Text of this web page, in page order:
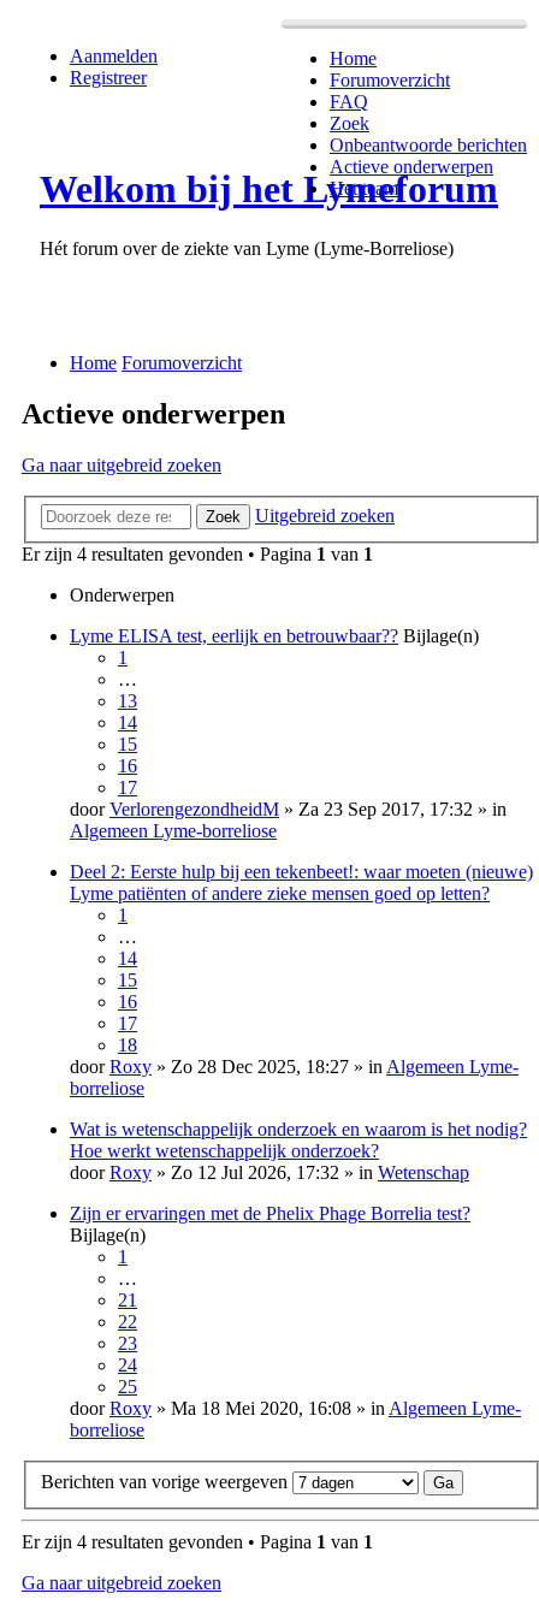
Home
Forumoverzicht
FAQ
Zoek
Onbeantwoorde berichten
Actieve onderwerpen
Het team
Aanmelden
Registreer
Welkom bij het Lymeforum
Hét forum over de ziekte van Lyme (Lyme-Borreliose)
Home Forumoverzicht
Actieve onderwerpen
Ga naar uitgebreid zoeken
Zoek
Uitgebreid zoeken
Er zijn 4 resultaten gevonden • Pagina 1 van 1
Onderwerpen
Lyme ELISA test, eerlijk en betrouwbaar?? Bijlage(n)
1
…
13
14
15
16
17
doorVerlorengezondheidM » Za 23 Sep 2017, 17:32 » in
Algemeen Lyme-borreliose
Deel 2: Eerste hulp bij een tekenbeet!: waar moeten (nieuwe)
Lyme patiënten of andere zieke mensen goed op letten?
1
…
14
15
16
17
18
doorRoxy » Zo 28 Dec 2025, 18:27 » in Algemeen Lyme-
borreliose
Wat is wetenschappelijk onderzoek en waarom is het nodig?
Hoe werkt wetenschappelijk onderzoek?
doorRoxy » Zo 12 Jul 2026, 17:32 » in Wetenschap
Zijn er ervaringen met de Phelix Phage Borrelia test?
Bijlage(n)
1
…
21
22
23
24
25
doorRoxy » Ma 18 Mei 2020, 16:08 » in Algemeen Lyme-
borreliose
Berichten van vorige weergeven
Er zijn 4 resultaten gevonden • Pagina 1 van 1
Ga naar uitgebreid zoeken